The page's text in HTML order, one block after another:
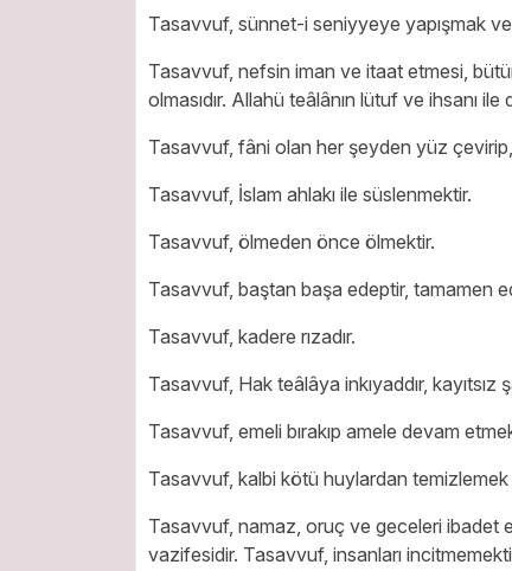
Tasavvuf, sünnet-i seniyyeye yapışmak ve
Tasavvuf, nefsin iman ve itaat etmesi,
olmasıdır. Allahü teâlânın lütuf ve ihsanı
Tasavvuf, fâni olan her şeyden yüz
Tasavvuf, İslam ahlakı ile süslenmektir.
Tasavvuf, ölmeden önce ölmektir.
Tasavvuf, baştan başa edeptir, tamamen
Tasavvuf, kadere rızadır.
Tasavvuf, Hak teâlâya inkıyaddır, kayıtsız
Tasavvuf, emeli bırakıp amele devam
Tasavvuf, kalbi kötü huylardan temizlemek
Tasavvuf, namaz, oruç ve geceleri ibadet
vazifesidir. Tasavvuf, insanları